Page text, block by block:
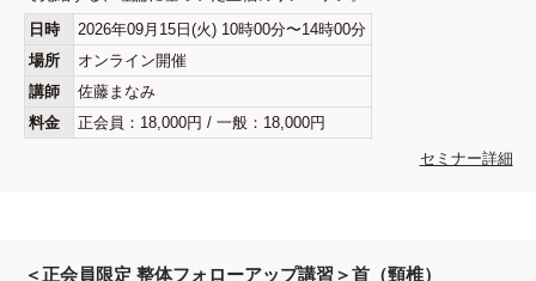
日時
2026年09月15日(火) 10時00分〜14時00分
場所
オンライン開催
講師
佐藤まなみ
料金
正会員：18,000円 / 一般：18,000円
セミナー詳細
＜正会員限定 整体フォローアップ講習＞首（頸椎）